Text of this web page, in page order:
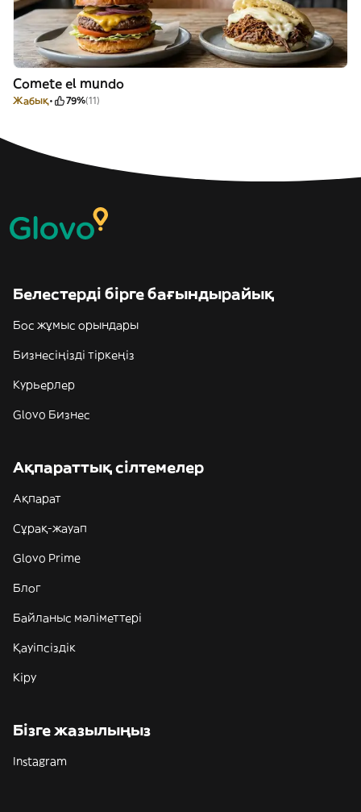
Comete el mundo
Жабық 79%(11)
Белестерді бірге бағындырайық
Бос жұмыс орындары
Бизнесіңізді тіркеңіз
Курьерлер
Glovo Бизнес
Ақпараттық сілтемелер
Ақпарат
Сұрақ-жауап
Glovo Prime
Блог
Байланыс мәліметтері
Қауіпсіздік
Кіру
Бізге жазылыңыз
Instagram